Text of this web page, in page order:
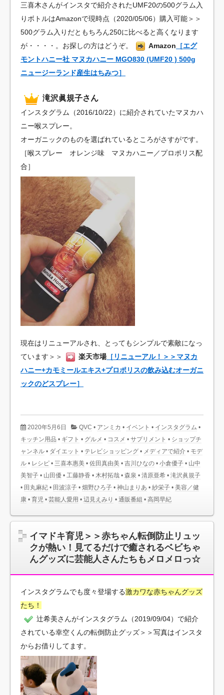
三喜木さんがインスタで紹介されたUMF20の500グラム入
りボトルはAmazonで現時点（2020/05/06）購入可能＞＞
500グラム入りだともちろん250に比べると高くなります
が・・・・。お探しの方はどうぞ。
Amazon ［エグ
モントハニー社 マヌカハニー MGO830 (UMF20 ) 500g
ニュージーランド産生はちみつ］
滝沢眞規子さん
インスタグラム（2016/10/22）に紹介されていたマヌカハ
ニー喉スプレー。
オーガニックのものを選ばれているところがさすがです。
［喉スプレー オレンジ味 マヌカハニー／プロポリス配
合］
現在はリニューアルされ、とってもシンプルで素敵になっ
ています＞＞
楽天市場［リニューアル！＞＞マヌカ
ハニー+カモミールエキス+プロポリスの飲み込むオーガニ
ックのどスプレー］
2020年5月6日 QVC • アンミカ • イベント • インスタグラム •
キッチン用品 • ギフト • グルメ • コスメ • サプリメント • ショップチ
ャンネル • ダイエット • テレビショッピング • メディアで紹介 • モデ
ル • レシピ • 三喜本惠美 • 佐田真由美 • 吉川ひなの • 小倉優子 • 山中
美智子 • 山田優 • 工藤静香 • 木村拓哉 • 森泉 • 清原亜希 • 滝沢眞規子
• 田丸麻紀 • 田波涼子 • 畑野ひろ子 • 神山まりあ • 紗栄子 • 美容／健
康 • 育児 • 芸能人愛用 • 辺見えみり • 通販番組 • 高岡早紀
イマドキ育児＞＞赤ちゃん転倒防止リュッ
クが熱い！見てるだけで癒されるベビちゃ
んグッズに芸能人さんたちもメロメロっ☆
インスタグラムでも度々登場する激カワな赤ちゃんグッズ
たち！
辻希美さんがインスタグラム（2019/09/04）で紹介
されている幸空くんの転倒防止グッズ＞＞写真はインスタ
からお借りしてます。